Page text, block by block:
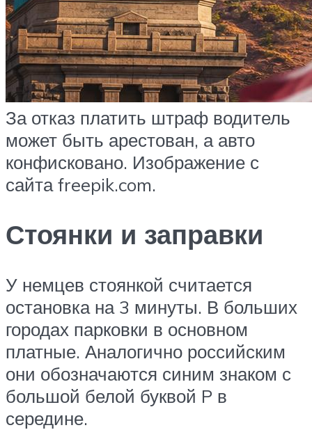
За отказ платить штраф водитель
может быть арестован, а авто
конфисковано. Изображение с
сайта freepik.com.
Стоянки и заправки
У немцев стоянкой считается
остановка на 3 минуты. В больших
городах парковки в основном
платные. Аналогично российским
они обозначаются синим знаком с
большой белой буквой P в
середине.